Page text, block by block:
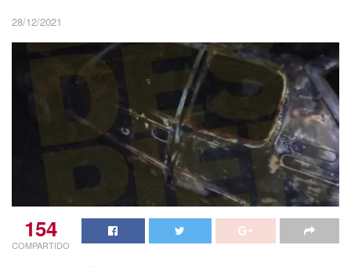
28/12/2021
154
COMPARTIDO